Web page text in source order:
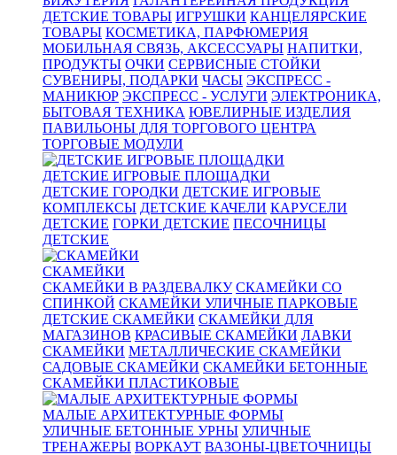
ДЕТСКИЕ ТОВАРЫ ИГРУШКИ КАНЦЕЛЯРСКИЕ
ТОВАРЫ КОСМЕТИКА, ПАРФЮМЕРИЯ
МОБИЛЬНАЯ СВЯЗЬ, АКСЕССУАРЫ НАПИТКИ,
ПРОДУКТЫ ОЧКИ СЕРВИСНЫЕ СТОЙКИ
СУВЕНИРЫ, ПОДАРКИ ЧАСЫ ЭКСПРЕСС -
МАНИКЮР ЭКСПРЕСС - УСЛУГИ ЭЛЕКТРОНИКА,
БЫТОВАЯ ТЕХНИКА ЮВЕЛИРНЫЕ ИЗДЕЛИЯ
ПАВИЛЬОНЫ ДЛЯ ТОРГОВОГО ЦЕНТРА
ТОРГОВЫЕ МОДУЛИ
ДЕТСКИЕ ИГРОВЫЕ ПЛОЩАДКИ
ДЕТСКИЕ ГОРОДКИ ДЕТСКИЕ ИГРОВЫЕ
КОМПЛЕКСЫ ДЕТСКИЕ КАЧЕЛИ КАРУСЕЛИ
ДЕТСКИЕ ГОРКИ ДЕТСКИЕ ПЕСОЧНИЦЫ
ДЕТСКИЕ
СКАМЕЙКИ
СКАМЕЙКИ В РАЗДЕВАЛКУ СКАМЕЙКИ СО
СПИНКОЙ СКАМЕЙКИ УЛИЧНЫЕ ПАРКОВЫЕ
ДЕТСКИЕ СКАМЕЙКИ СКАМЕЙКИ ДЛЯ
МАГАЗИНОВ КРАСИВЫЕ СКАМЕЙКИ ЛАВКИ
СКАМЕЙКИ МЕТАЛЛИЧЕСКИЕ СКАМЕЙКИ
САДОВЫЕ СКАМЕЙКИ СКАМЕЙКИ БЕТОННЫЕ
СКАМЕЙКИ ПЛАСТИКОВЫЕ
МАЛЫЕ АРХИТЕКТУРНЫЕ ФОРМЫ
УЛИЧНЫЕ БЕТОННЫЕ УРНЫ УЛИЧНЫЕ
ТРЕНАЖЕРЫ ВОРКАУТ ВАЗОНЫ-ЦВЕТОЧНИЦЫ